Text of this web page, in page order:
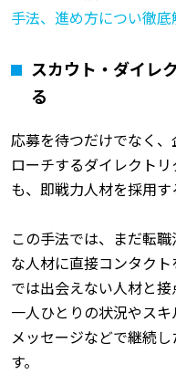
手法、進め方につい徹底
スカウト・ダイレ
る
応募を待つだけでなく
ローチするダイレクト
も、即戦力人材を採用す
この手法では、まだ転
な人材に直接コンタク
では出会えない人材と接
一人ひとりの状況やス
メッセージなどで継続
す。